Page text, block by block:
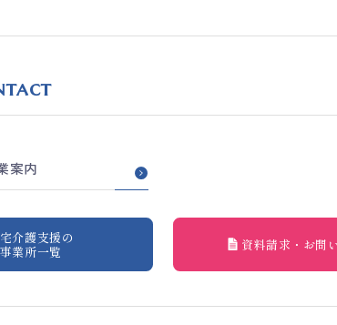
案内
介護支援の
事業所一覧
資料請求・お問